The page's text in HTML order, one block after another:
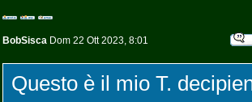
BobSisca Dom 22 Ott 2023, 8:01
Questo è il mio T.